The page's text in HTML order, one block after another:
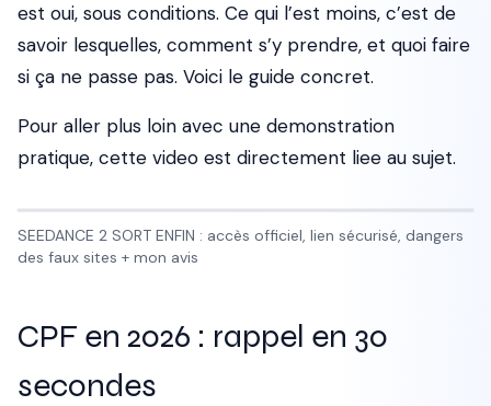
est oui, sous conditions. Ce qui l’est moins, c’est de
savoir lesquelles, comment s’y prendre, et quoi faire
si ça ne passe pas. Voici le guide concret.
Pour aller plus loin avec une demonstration
pratique, cette video est directement liee au sujet.
SEEDANCE 2 SORT ENFIN : accès officiel, lien sécurisé, dangers
des faux sites + mon avis
CPF en 2026 : rappel en 30
secondes